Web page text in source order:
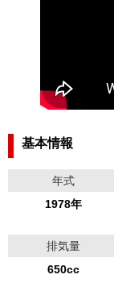
基本情報
年式
1978年
排気量
650cc